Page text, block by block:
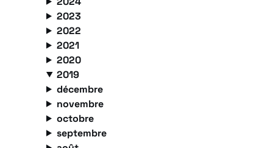
2023
2022
2021
2020
2019
décembre
novembre
octobre
septembre